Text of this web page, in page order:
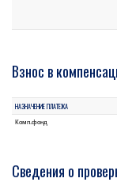
Взнос в
НАЗНАЧЕНИЕ ПЛАТЕЖА
Комп.фонд
Сведения о